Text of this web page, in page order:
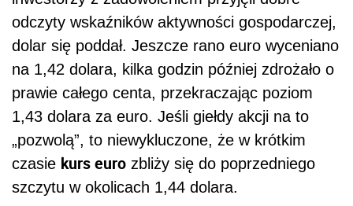
odczyty wskaźników aktywności gospodarczej,
dolar się poddał. Jeszcze rano euro wyceniano
na 1,42 dolara, kilka godzin później zdrożało o
prawie całego centa, przekraczając poziom
1,43 dolara za euro. Jeśli giełdy akcji na to
„pozwolą”, to niewykluczone, że w krótkim
czasie kurs euro zbliży się do poprzedniego
szczytu w okolicach 1,44 dolara.